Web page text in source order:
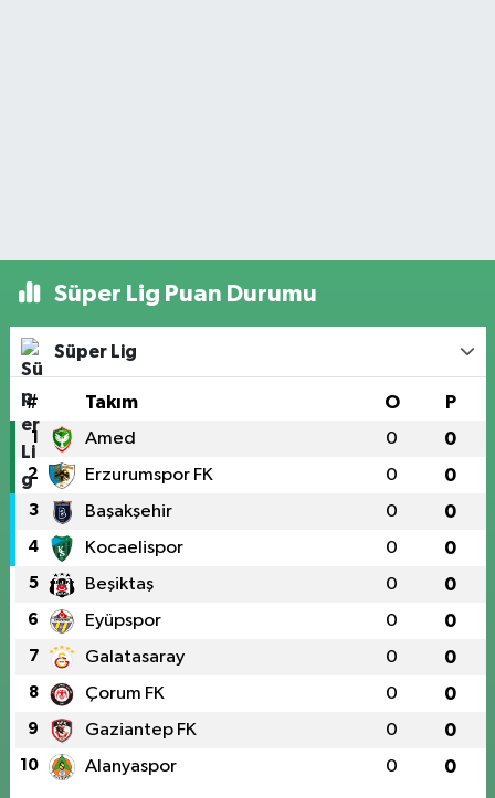
Süper Lig Puan Durumu
Süper Lig
# Takım O P
1 Amed 0 0
2 Erzurumspor FK 0 0
3 Başakşehir 0 0
4 Kocaelispor 0 0
5 Beşiktaş 0 0
6 Eyüpspor 0 0
7 Galatasaray 0 0
8 Çorum FK 0 0
9 Gaziantep FK 0 0
10 Alanyaspor 0 0